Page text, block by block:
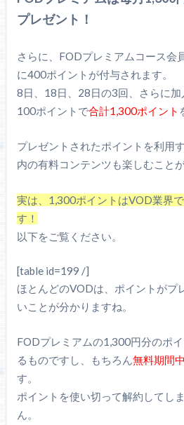
プレゼント！
さらに、FODプレミアムコース会
に400ポイントが付与されます。
8日、18日、28日の3回、さらに加
100ポイントで合計1,300ポイント
プレゼントされたポイントを利用
内の有料コンテンツも楽しむことが
実は、1,300ポイントはVOD業界
す！
以下をご覧ください。
[table id=199 /]
ほとんどのVODは、ポイントがプ
いことが分かりますね。
FODプレミアムの1,300円分のポ
るものですし、もちろん無料期間中
す。
ポイントを使い切って解約してし
ん。